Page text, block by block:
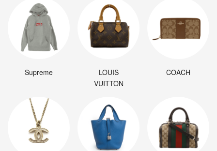
Supreme
LOUIS
VUITTON
COACH